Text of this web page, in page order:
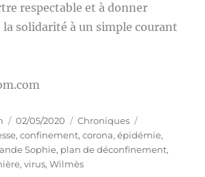
respectable et à donner
la solidarité à un simple courant
Publié
le
02/05/2020 Catégories
Chroniques
,confinement,corona,épidémie,
Sophie, plan de déconfinement,
,virus,Wilmès